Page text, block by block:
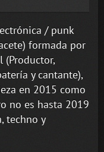
/ punk
formada por
(Productor,
y cantante),
en 2015 como
no es hasta 2019
techno y